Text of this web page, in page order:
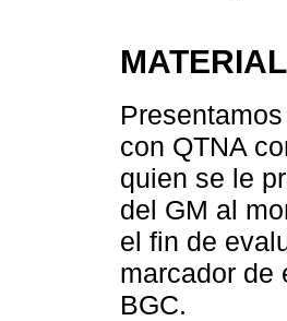
con QTNA
quien se le
del GM al
el fin de
marcador de
BGC.